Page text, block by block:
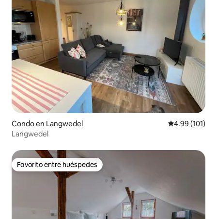
Condo en Langwedel Calificación
4.99 (101)
Langwedel
Favorito entre huéspedes
Favorito entre huéspedes